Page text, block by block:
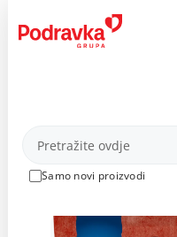
content
Proizvodi
Samo novi proizvodi